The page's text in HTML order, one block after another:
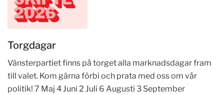
Torgdagar
Vänsterpartiet finns på torget alla marknadsdagar fram
till valet. Kom gärna förbi och prata med oss om vår
politik! 7 Maj 4 Juni 2 Juli 6 Augusti 3 September